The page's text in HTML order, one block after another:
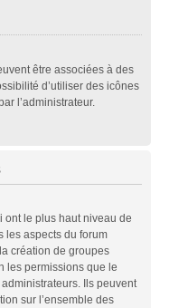
être associées à des
d’utiliser des icônes
l’administrateur.
ont le plus haut niveau de
les aspects du forum
création de groupes
les permissions que le
Ils peuvent
sur l’ensemble des